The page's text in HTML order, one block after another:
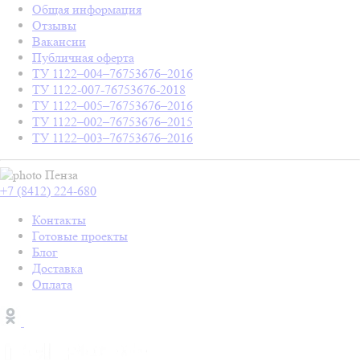
Общая информация
Отзывы
Вакансии
Публичная оферта
ТУ 1122–004–76753676–2016
ТУ 1122-007-76753676-2018
ТУ 1122–005–76753676–2016
ТУ 1122–002–76753676–2015
ТУ 1122–003–76753676–2016
Пенза
+7 (8412) 224-680
Контакты
Готовые проекты
Блог
Доставка
Оплата